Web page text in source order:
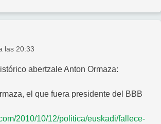
las 20:33
abertzale Anton Ormaza:
el que fuera presidente del BBB
2010/10/12/politica/euskadi/fallece-